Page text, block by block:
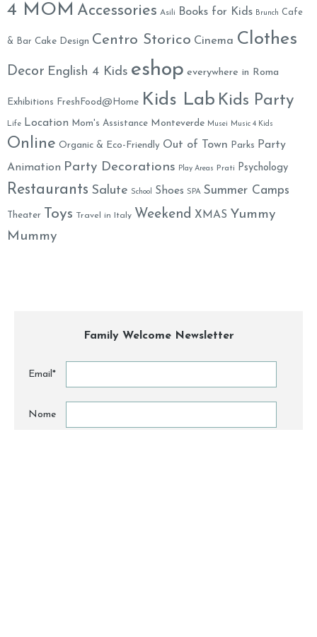
4 MOM Accessories Asili Books for Kids Brunch Cafe
& Bar Cake Design Centro Storico Cinema Clothes
Decor English 4 Kids eshop everywhere in Roma
Exhibitions FreshFood@Home Kids Lab Kids Party
Life Location Mom's Assistance Monteverde Musei Music 4 Kids
Online Organic & Eco-Friendly Out of Town Parks
Party
Animation Party Decorations Play Areas Prati Psychology
Restaurants Salute School Shoes SPA Summer Camps
Theater Toys Travel in Italy Weekend XMAS Yummy
Mummy
Family Welcome Newsletter
Email*
Nome